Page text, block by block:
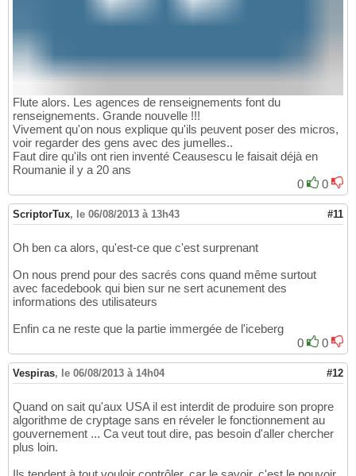
Flute alors. Les agences de renseignements font du
renseignements. Grande nouvelle !!!
Vivement qu'on nous explique qu'ils peuvent poser des micros,
voir regarder des gens avec des jumelles..
Faut dire qu'ils ont rien inventé Ceausescu le faisait déjà en
Roumanie il y a 20 ans
0
0
ScriptorTux, le 06/08/2013 à 13h43 #11
Oh ben ca alors, qu'est-ce que c'est surprenant
On nous prend pour des sacrés cons quand même surtout
avec facedebook qui bien sur ne sert acunement des
informations des utilisateurs
Enfin ca ne reste que la partie immergée de l'iceberg
0
0
Vespiras, le 06/08/2013 à 14h04 #12
Quand on sait qu'aux USA il est interdit de produire son propre
algorithme de cryptage sans en réveler le fonctionnement au
gouvernement ... Ca veut tout dire, pas besoin d'aller chercher
plus loin.